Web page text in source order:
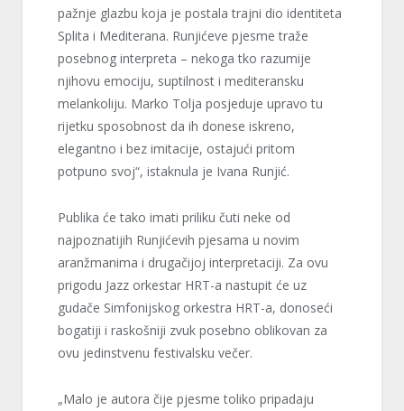
pažnje glazbu koja je postala trajni dio identiteta
Splita i Mediterana. Runjićeve pjesme traže
posebnog interpreta – nekoga tko razumije
njihovu emociju, suptilnost i mediteransku
melankoliju. Marko Tolja posjeduje upravo tu
rijetku sposobnost da ih donese iskreno,
elegantno i bez imitacije, ostajući pritom
potpuno svoj“, istaknula je Ivana Runjić.
Publika će tako imati priliku čuti neke od
najpoznatijih Runjićevih pjesama u novim
aranžmanima i drugačijoj interpretaciji. Za ovu
prigodu Jazz orkestar HRT-a nastupit će uz
gudače Simfonijskog orkestra HRT-a, donoseći
bogatiji i raskošniji zvuk posebno oblikovan za
ovu jedinstvenu festivalsku večer.
„Malo je autora čije pjesme toliko pripadaju